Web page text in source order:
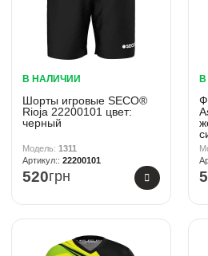
В НАЛИЧИИ
Шорты игровые SECO®
Rioja 22200101 цвет:
черный
1311
22200101
520грн